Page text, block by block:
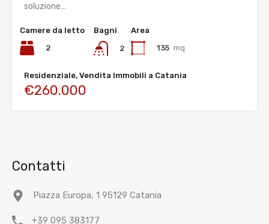
soluzione…
Camere da letto
2
Bagni
2
Area
135 mq
Residenziale, Vendita Immobili a Catania
€260.000
Contatti
Piazza Europa, 1 95129 Catania
+39 095 383177